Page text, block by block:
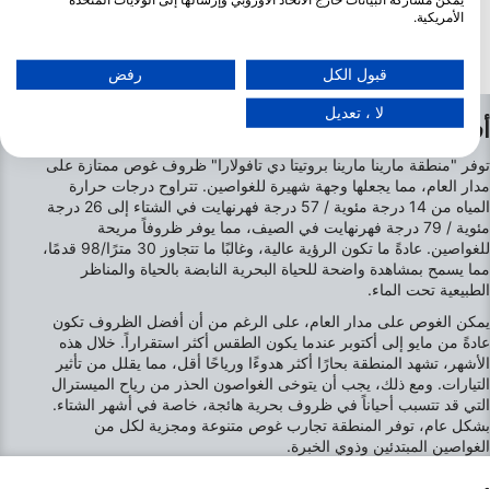
أفضل الشهور للغوص في بروتيتا دي تافلوارا
توفر "منطقة مارينا مارينا بروتيتا دي تافولارا" ظروف غوص ممتازة على
مدار العام، مما يجعلها وجهة شهيرة للغواصين. تتراوح درجات حرارة
المياه من 14 درجة مئوية / 57 درجة فهرنهايت في الشتاء إلى 26 درجة
مئوية / 79 درجة فهرنهايت في الصيف، مما يوفر ظروفاً مريحة
للغواصين. عادةً ما تكون الرؤية عالية، وغالبًا ما تتجاوز 30 مترًا/98 قدمًا،
مما يسمح بمشاهدة واضحة للحياة البحرية النابضة بالحياة والمناظر
الطبيعية تحت الماء.
يمكن الغوص على مدار العام، على الرغم من أن أفضل الظروف تكون
عادةً من مايو إلى أكتوبر عندما يكون الطقس أكثر استقراراً. خلال هذه
الأشهر، تشهد المنطقة بحارًا أكثر هدوءًا ورياحًا أقل، مما يقلل من تأثير
التيارات. ومع ذلك، يجب أن يتوخى الغواصون الحذر من رياح الميسترال
التي قد تتسبب أحياناً في ظروف بحرية هائجة، خاصة في أشهر الشتاء.
بشكل عام، توفر المنطقة تجارب غوص متنوعة ومجزية لكل من
الغواصين المبتدئين وذوي الخبرة.
الأمريكية.
عرض قائمة الشركاء (1 موردي IAB)
نحن نستخدم بياناتك للأغراض التالية:
تخزين المعلومات و/أو الوصول إليها على أحد الأجهزة
استخدام بيانات محدودة لتحديد الإعلانات
إنشاء ملفات للإعلانات المخصصة
استخدام الملفات لاختيار الإعلانات المخصصة
إنشاء ملفات لتخصيص المحتوى
استخدام الملفات لاختيار محتوى مخصص
قياس أداء الإعلان
قبول الكل رفض
لا ، تعديل